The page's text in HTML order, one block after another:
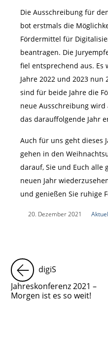
Die Ausschreibung für
bot erstmals die
Fördermittel für
beantragen. Die
fiel entsprechend aus.
Jahre 2022 und 2023 nun
sind für beide Jahre die
neue Ausschreibung
das darauffolgende Jahr
Auch für uns geht dieses
gehen in den
darauf, Sie und Euch alle
neuen Jahr
und genießen Sie ruhige
20. Dezember 2021
digiS
Jahreskonferenz 2021 –
Morgen ist es so weit!